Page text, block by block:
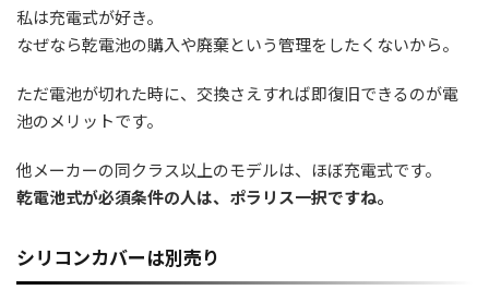
私は充電式が好き。
なぜなら乾電池の購入や廃棄という管理をしたくないから。
ただ電池が切れた時に、交換さえすれば即復旧できるのが電
池のメリットです。
他メーカーの同クラス以上のモデルは、ほぼ充電式です。
乾電池式が必須条件の人は、ポラリス一択ですね。
シリコンカバーは別売り